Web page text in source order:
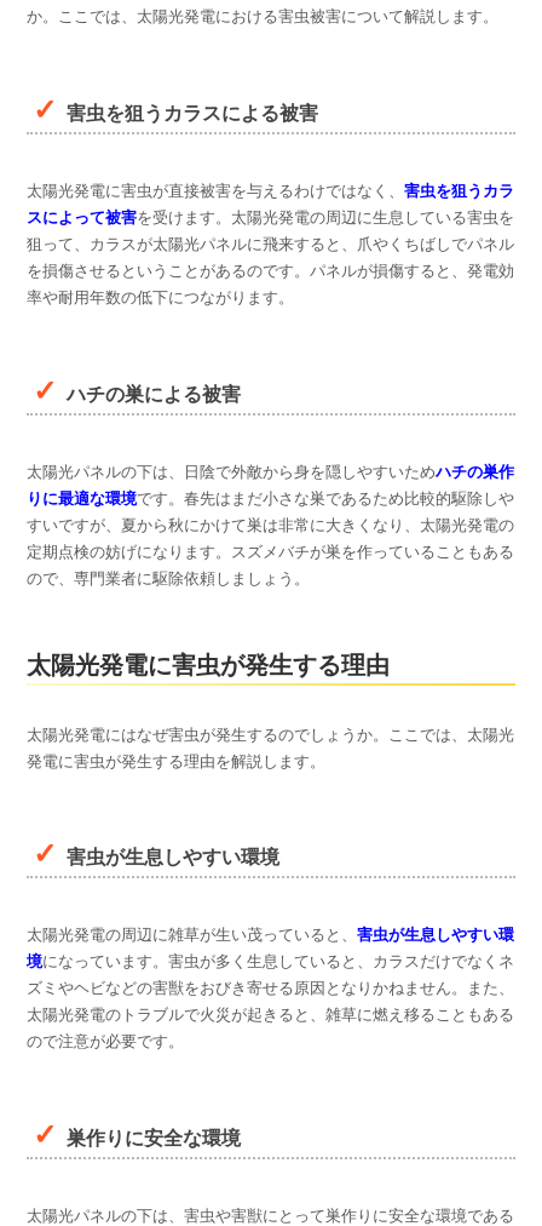
か。ここでは、太陽光発電における害虫被害について解説します。
害虫を狙うカラスによる被害
太陽光発電に害虫が直接被害を与えるわけではなく、 害虫を狙うカラ
スによって被害を受けます。太陽光発電の周辺に生息している害虫を
狙って、カラスが太陽光パネルに飛来すると、爪やくちばしでパネル
を損傷させるということがあるのです。パネルが損傷すると、発電効
率や耐用年数の低下につながります。
ハチの巣による被害
太陽光パネルの下は、日陰で外敵から身を隠しやすいためハチの巣作
りに最適な環境です。春先はまだ小さな巣であるため比較的駆除しや
すいですが、夏から秋にかけて巣は非常に大きくなり、太陽光発電の
定期点検の妨げになります。スズメバチが巣を作っていることもある
ので、専門業者に駆除依頼しましょう。
太陽光発電に害虫が発生する理由
太陽光発電にはなぜ害虫が発生するのでしょうか。ここでは、太陽光
発電に害虫が発生する理由を解説します。
害虫が生息しやすい環境
太陽光発電の周辺に雑草が生い茂っていると、 害虫が生息しやすい環
境になっています。害虫が多く生息していると、カラスだけでなくネ
ズミやヘビなどの害獣をおびき寄せる原因となりかねません。また、
太陽光発電のトラブルで火災が起きると、雑草に燃え移ることもある
ので注意が必要です。
巣作りに安全な環境
太陽光パネルの下は、害虫や害獣にとって巣作りに安全な環境である